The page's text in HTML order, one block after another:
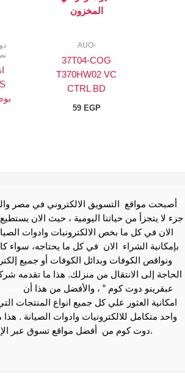
المخزون
-AUO
37T04-COG
T370HW02 VC
CTRL BD
59 EGP
أصبحت مواقع التسويق الالكتروني في مصر
جزء لا يتجزأ من حياتنا اليومية ، حيث الان
الان في كل ما بخص الالكترونبات وادوات
بإمكانية الشراء الان في كل ما يحتاجه، سواء
ونواقص الكوفات وبدائل الكوفات أو جميع
الحاجة إلى الانتقال من منزلك. هذا ما تقدمه
عبقرينو دوت كوم ” ، والأفضل من هذا أن
امكانية العثور علي كل جميع انواع المنتجات
واحد متكامل للالكترونيات وادوات الصيانة .
دوت كوم من أفضل مواقع تسوق عبر الإنترنت في مصر.